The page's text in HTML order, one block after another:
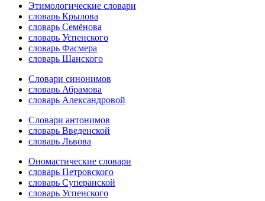
Этимологические словари
словарь Крылова
словарь Семёнова
словарь Успенского
словарь Фасмера
словарь Шанского
Словари синонимов
словарь Абрамова
словарь Александровой
Словари антонимов
словарь Введенской
словарь Львова
Ономастические словари
словарь Петровского
словарь Суперанской
словарь Успенского